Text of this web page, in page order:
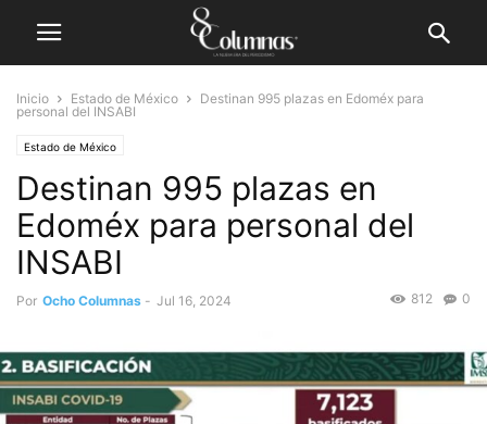
Inicio Estado de México
Destinan 995 plazas en Edoméx para
personal del INSABI
Estado de México
Destinan 995 plazas en
Edoméx para personal del
INSABI
Por Ocho Columnas - Jul 16, 2024 0
812